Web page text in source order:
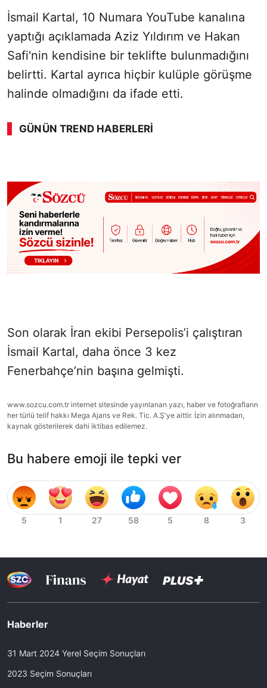
İsmail Kartal, 10 Numara YouTube kanalına
yaptığı açıklamada Aziz Yıldırım ve Hakan
Safi'nin kendisine bir teklifte bulunmadığını
belirtti. Kartal ayrıca hiçbir kulüple görüşme
halinde olmadığını da ifade etti.
GÜNÜN TREND HABERLERI
Son olarak İran ekibi Persepolis’i çalıştıran
İsmail Kartal, daha önce 3 kez
Fenerbahçe’nin başına gelmişti.
www.sozcu.com.tr internet sitesinde yayınlanan yazı, haber ve fotoğrafların
her türlü telif hakkı Mega Ajans ve Rek. Tic. A.Ş'ye aittir. İzin alınmadan,
kaynak gösterilerek dahi iktibas edilemez.
Bu habere emoji ile tepki ver
Haberler
31 Mart 2024 Yerel Seçim Sonuçları
2023 Seçim Sonuçları